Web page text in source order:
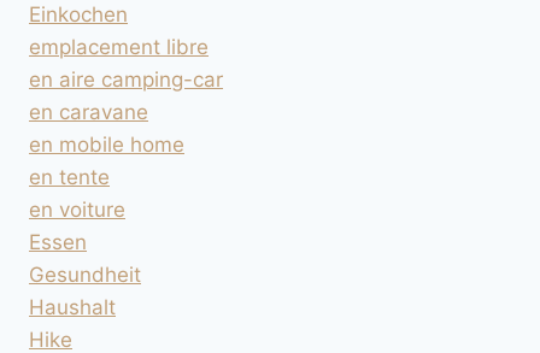
Einkochen
emplacement libre
en aire camping-car
en caravane
en mobile home
en tente
en voiture
Essen
Gesundheit
Haushalt
Hike